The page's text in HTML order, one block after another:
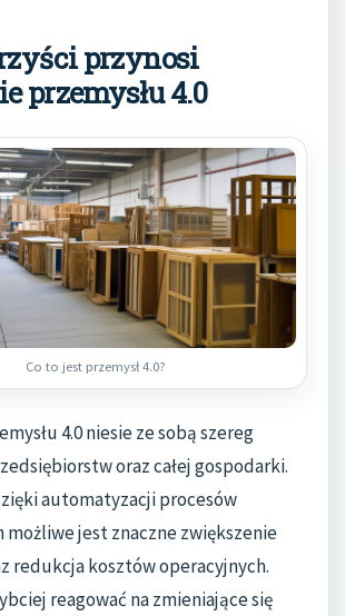
przynosi
przemysłu 4.0
Co to jest przemysł 4.0?
4.0 niesie ze sobą szereg
oraz całej gospodarki.
automatyzacji procesów
jest znaczne zwiększenie
redukcja kosztów operacyjnych.
reagować na zmieniające się